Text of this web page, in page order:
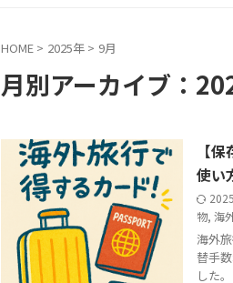
HOME > 2025年 > 9月
月別アーカイブ：
【
使い
物, 海
海外
替手
した。